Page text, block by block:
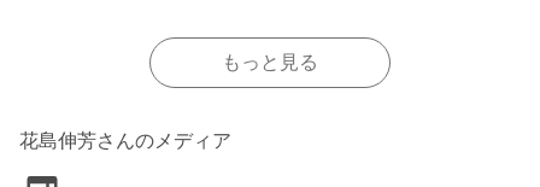
もっと見る
花島伸芳さんのメディア